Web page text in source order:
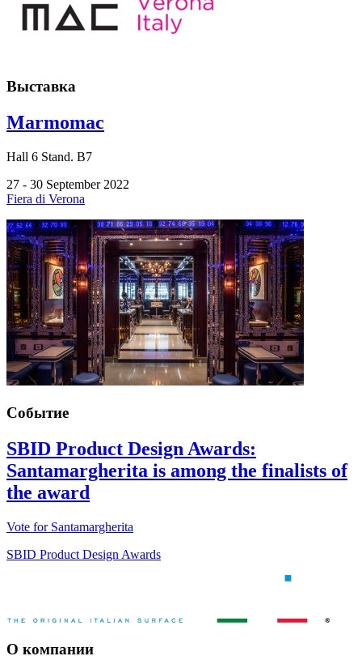
Выставка
Marmomac
Hall 6 Stand. B7
27 - 30 September 2022
Fiera di Verona
Событие
SBID Product Design Awards:
Santamargherita is among the finalists of
the award
Vote for Santamargherita
SBID Product Design Awards
О компании